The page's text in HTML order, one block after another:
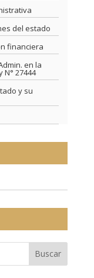
del estado
financiera
en la
27444
y su